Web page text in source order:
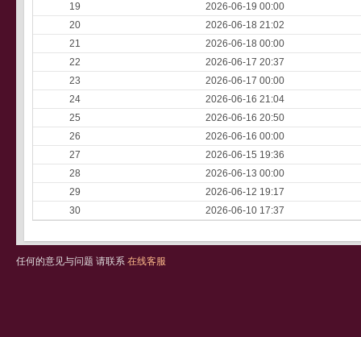
19
2026-06-19 00:00
20
2026-06-18 21:02
21
2026-06-18 00:00
22
2026-06-17 20:37
23
2026-06-17 00:00
24
2026-06-16 21:04
25
2026-06-16 20:50
26
2026-06-16 00:00
27
2026-06-15 19:36
28
2026-06-13 00:00
29
2026-06-12 19:17
30
2026-06-10 17:37
任何的意见与问题 请联系 在线客服